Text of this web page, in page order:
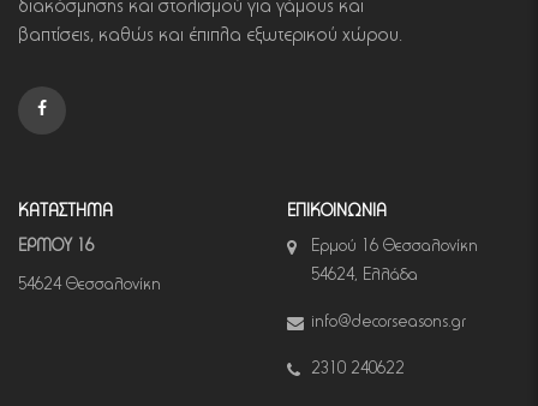
διακόσμησης και στολισμού για γάμους και
βαπτίσεις, καθώς και έπιπλα εξωτερικού χώρου.
ΚΑΤΑΣΤΗΜΑ
ΕΡΜΟΥ 16
54624 Θεσσαλονίκη
ΕΠΙΚΟΙΝΩΝΙΑ
Ερμού 16 Θεσσαλονίκη
54624, Ελλάδα
info@decorseasons.gr
2310 240622